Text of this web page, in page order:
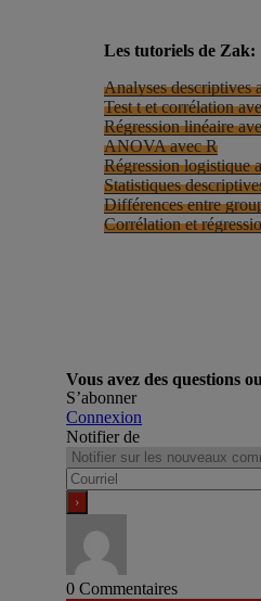
Les tutoriels de Zak:
Analyses descriptives
Test t et corrélation
Régression linéaire
ANOVA avec R
Régression logistique
Statistiques
Différences entre
Corrélation et
Vous avez des questions
S’abonner
Connexion
Notifier de
0 Commentaires